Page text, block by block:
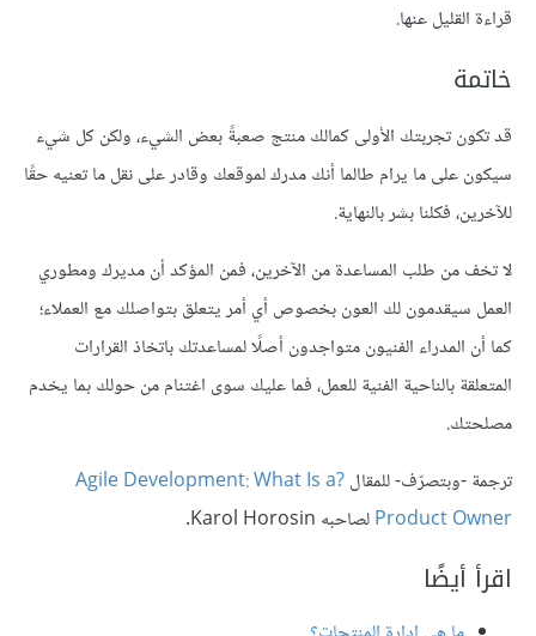
قراءة القليل عنها.
خاتمة
قد تكون تجربتك الأولى كمالك منتج صعبةً بعض الشيء، ولكن كل شيء
سيكون على ما يرام طالما أنك مدرك لموقعك وقادر على نقل ما تعنيه حقًا
للآخرين، فكلنا بشر بالنهاية.
لا تخف من طلب المساعدة من الآخرين، فمن المؤكد أن مديرك ومطوري
العمل سيقدمون لك العون بخصوص أي أمر يتعلق بتواصلك مع العملاء؛
كما أن المدراء الفنيون متواجدون أصلًا لمساعدتك باتخاذ القرارات
المتعلقة بالناحية الفنية للعمل، فما عليك سوى اغتنام من حولك بما يخدم
مصلحتك.
ترجمة -وبتصرّف- للمقال ?Agile Development: What Is a
Product Ownerلصاحبه Karol Horosin.
اقرأ أيضًا